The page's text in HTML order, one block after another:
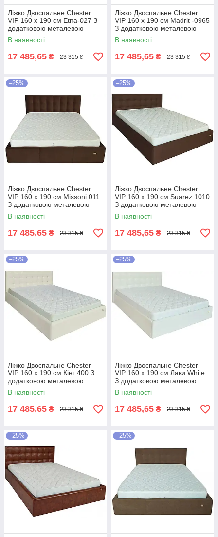
Ліжко Двоспальне Chester
VIP 160 х 190 см Etna-027 З
додатковою металевою
цільнозварною рамою
Коричневий
В наявності
17 485,65 ₴ 23 315 ₴
Ліжко Двоспальне Chester
VIP 160 х 190 см Madrit -0965
З додатковою металевою
цільнозварною рамою
Фіолетовий
В наявності
17 485,65 ₴ 23 315 ₴
–25%
Ліжко Двоспальне Chester
VIP 160 х 190 см Missoni 011
З додатковою металевою
цільнозварною рамою
Темно-коричневий
В наявності
17 485,65 ₴ 23 315 ₴
–25%
Ліжко Двоспальне Chester
VIP 160 х 190 см Suarez 1010
З додатковою металевою
цільнозварною рамою
Коричневий
В наявності
17 485,65 ₴ 23 315 ₴
–25%
Ліжко Двоспальне Chester
VIP 160 х 190 см Кінг 400 З
додатковою металевою
цільнозварною рамою C1
Білий
В наявності
17 485,65 ₴ 23 315 ₴
–25%
Ліжко Двоспальне Chester
VIP 160 х 190 см Лаки White
З додатковою металевою
цільнозварною рамою Білий
В наявності
17 485,65 ₴ 23 315 ₴
–25% –25%